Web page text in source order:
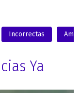
Incorrectas
Ya